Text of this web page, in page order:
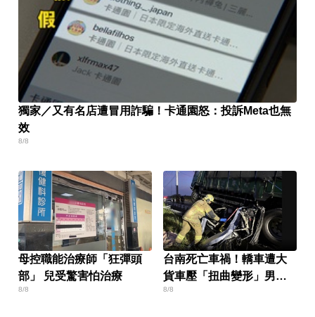
獨家／又有名店遭冒用詐騙！卡通園怒：投訴Meta也無
效
8/8
母控職能治療師「狂彈頭
部」 兒受驚害怕治療
8/8
台南死亡車禍！轎車遭大
貨車壓「扭曲變形」男駕
駛受困亡
8/8